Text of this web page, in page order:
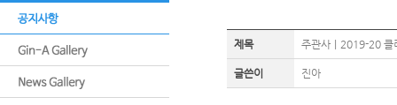
제목 주관사｜2019-20 클
글쓴이 진아